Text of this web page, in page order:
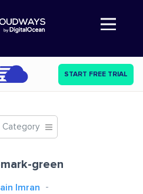
Abre a navegação
START FREE TRIAL
Category
green
Imran